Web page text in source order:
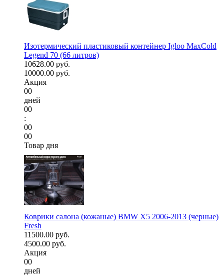
Изотермический пластиковый контейнер Igloo MaxCold
Legend 70 (66 литров)
10628.00 руб.
10000.00 руб.
Акция
00
дней
00
:
00
00
Товар дня
Коврики салона (кожаные) BMW X5 2006-2013 (черные)
Fresh
11500.00 руб.
4500.00 руб.
Акция
00
дней